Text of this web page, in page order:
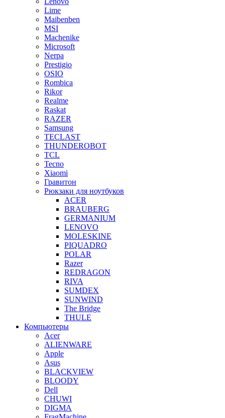
Lime
Maibenben
MSI
Machenike
Microsoft
Nerpa
Prestigio
OSIO
Rombica
Rikor
Realme
Raskat
RAZER
Samsung
TECLAST
THUNDEROBOT
TCL
Tecno
Xiaomi
Гравитон
Рюкзаки для ноутбуков
ACER
BRAUBERG
GERMANIUM
LENOVO
MOLESKINE
PIQUADRO
POLAR
Razer
REDRAGON
RIVA
SUMDEX
SUNWIND
The Bridge
THULE
Компьютеры
Acer
ALIENWARE
Apple
Asus
BLACKVIEW
BLOODY
Dell
CHUWI
DIGMA